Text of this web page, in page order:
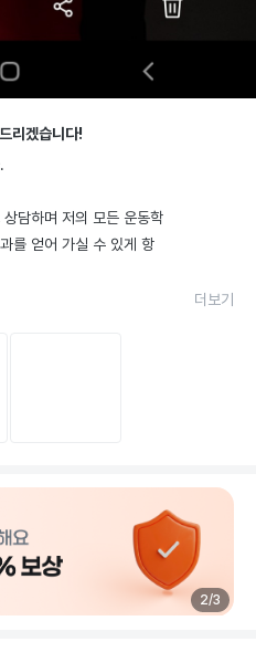
리겠습니다!
담하며 저의 모든 운동학
를 얻어 가실 수 있게 항
족하시면서 수업을 받고 있
을 진행하겠습니다. 편하
해드립니다. 자신 건강과
더보기
2/3